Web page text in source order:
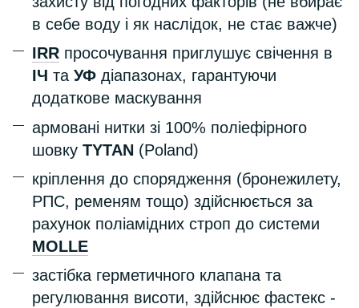
в себе воду і як наслідок, не стає важче)
IRR просочування приглушує свічення в
ІЧ та УФ діапазонах, гарантуючи
додаткове маскування
армовані нитки зі 100% поліефірного
шовку TYTAN (Poland)
кріплення до спорядження (бронежилету,
РПС, ременям тощо) здійснюється за
рахунок поліамідних строп до системи
MOLLE
застібка герметичного клапана та
регулювання висоти, здійснює фастекс -